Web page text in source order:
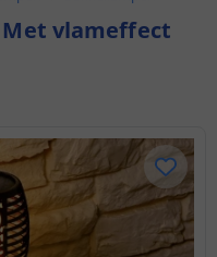
€ 20,- NL en BE
Met vlameffect